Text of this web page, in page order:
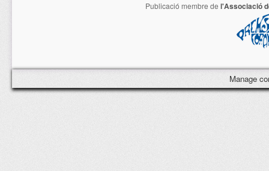
Publicació membre de l'Associació
Manage